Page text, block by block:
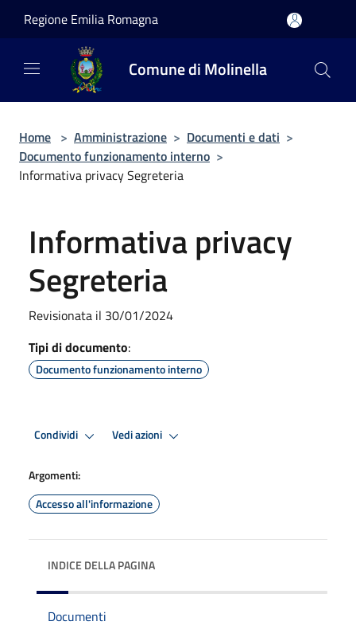
Regione Emilia Romagna
Comune di Molinella
Home > Amministrazione > Documenti e dati >
Documento funzionamento interno >
Informativa privacy Segreteria
Informativa privacy
Segreteria
Revisionata il 30/01/2024
Tipi di documento:
Documento funzionamento interno
Condividi Vedi azioni
Argomenti:
Accesso all'informazione
INDICE DELLA PAGINA
Documenti